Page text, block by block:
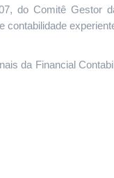
do Comitê Gestor
contabilidade
da Financial